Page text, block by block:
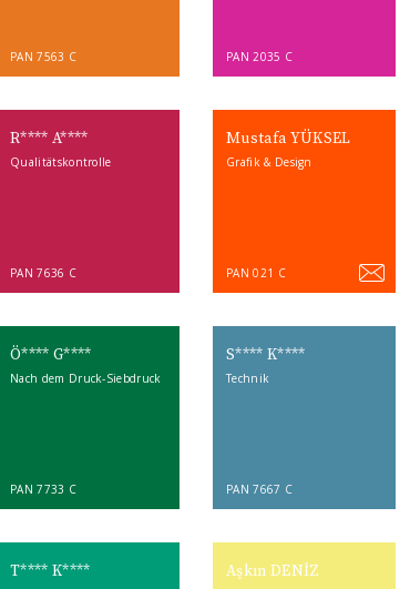
PAN 7563 C PAN 2035 C
R**** A****
Qualitätskontrolle
PAN 7636 C
Mustafa YÜKSEL
Grafik & Design
PAN 021 C
Ö**** G****
Nach dem Druck-Siebdruck
PAN 7733 C
S**** K****
Technik
PAN 7667 C
T**** K**** Aşkın DENİZ